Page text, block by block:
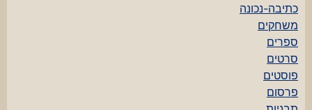
כתיבה-נכונה
משחקים
ספרים
סרטים
פוסטים
פרסום